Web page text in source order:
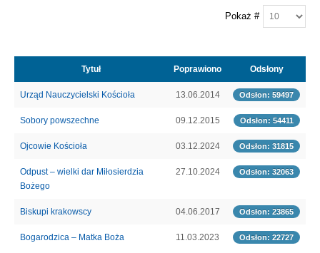
Pokaż #
Tytuł Poprawiono Odsłony
Urząd Nauczycielski Kościoła 13.06.2014 Odsłon: 59497
Sobory powszechne 09.12.2015 Odsłon: 54411
Ojcowie Kościoła 03.12.2024 Odsłon: 31815
Odpust – wielki dar Miłosierdzia
Bożego
27.10.2024 Odsłon: 32063
Biskupi krakowscy 04.06.2017 Odsłon: 23865
Bogarodzica – Matka Boża 11.03.2023 Odsłon: 22727